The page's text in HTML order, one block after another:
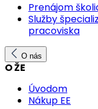
Prenájom
Služby
pracoviska
O nás
O ŽE
Úvodom
Nákup EE